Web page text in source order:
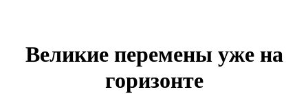
Великие перемены уже на
горизонте